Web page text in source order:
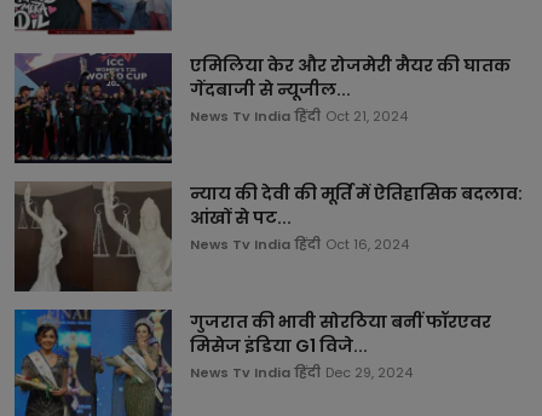
एमिलिया केर और रोजमेरी मैयर की घातक
गेंदबाजी से न्यूजील...
News Tv India हिंदी Oct 21, 2024
न्याय की देवी की मूर्ति में ऐतिहासिक बदलाव:
आंखों से पट...
News Tv India हिंदी Oct 16, 2024
गुजरात की भावी सोरठिया बनीं फॉरएवर
मिसेज इंडिया G1 विजे...
News Tv India हिंदी Dec 29, 2024